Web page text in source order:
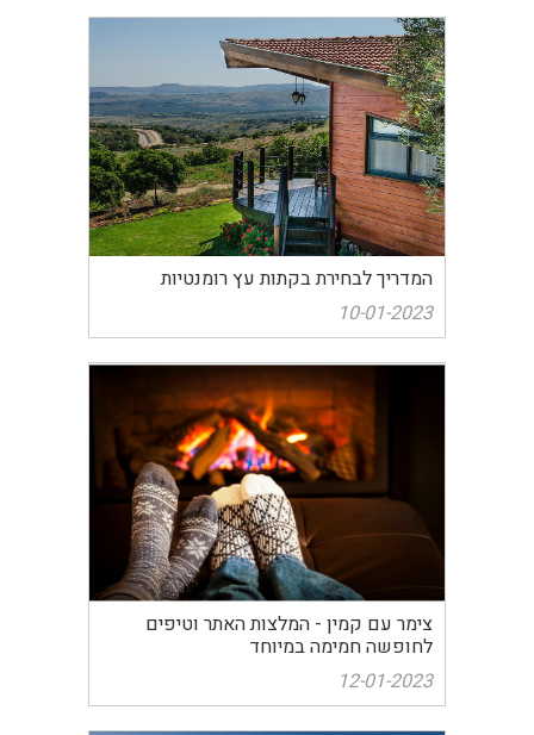
המדריך לבחירת בקתות עץ רומנטיות
10-01-2023
צימר עם קמין - המלצות האתר וטיפים
לחופשה חמימה במיוחד
12-01-2023